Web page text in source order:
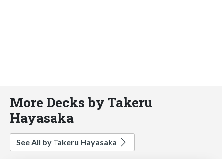
More Decks by Takeru
Hayasaka
See All by Takeru Hayasaka